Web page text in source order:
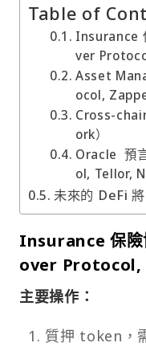
Table of
Insurance
ver
Asset
ocol,
Cross-
ork）
Oracle 預
ol, Tellor,
未來的 DeFi
Insurance 保
over Protocol,
主要操作：
質押 token，